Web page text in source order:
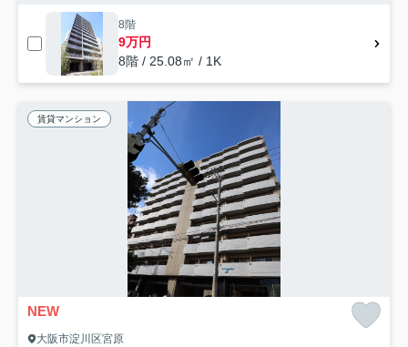
8階
9万円
8階 / 25.08㎡ / 1K
賃貸マンション
NEW
大阪市淀川区宮原